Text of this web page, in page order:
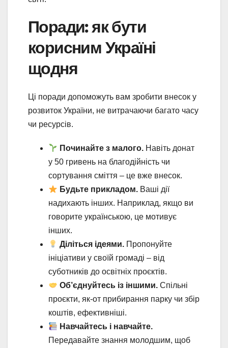
Поради: як бути
корисним Україні
щодня
Ці поради допоможуть вам зробити внесок у
розвиток України, не витрачаючи багато часу
чи ресурсів.
Починайте з малого. Навіть донат
у 50 гривень на благодійність чи
сортування сміття – це вже внесок.
Будьте прикладом. Ваші дії
надихають інших. Наприклад, якщо ви
говорите українською, це мотивує
інших.
Діліться ідеями. Пропонуйте
ініціативи у своїй громаді – від
суботників до освітніх проєктів.
Об’єднуйтесь із іншими. Спільні
проєкти, як-от прибирання парку чи збір
коштів, ефективніші.
Навчайтесь і навчайте.
Передавайте знання молодшим, щоб